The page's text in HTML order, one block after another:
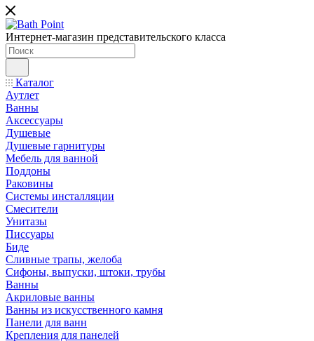
Интернет-магазин представительского класса
Каталог
Аутлет
Ванны
Аксессуары
Душевые
Душевые гарнитуры
Мебель для ванной
Поддоны
Раковины
Системы инсталляции
Смесители
Унитазы
Писсуары
Биде
Сливные трапы, желоба
Сифоны, выпуски, штоки, трубы
Ванны
Акриловые ванны
Ванны из искусственного камня
Панели для ванн
Крепления для панелей